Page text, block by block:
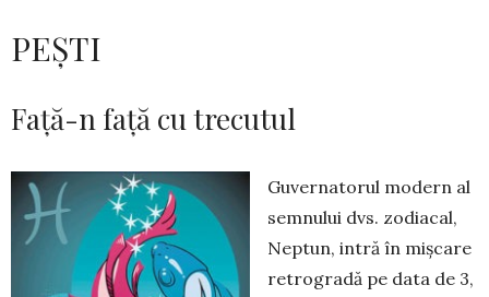
PEȘTI
Față-n față cu trecutul
Guvernatorul modern al
semnului dvs. zodiacal,
Neptun, intră în miș­care
retrogradă pe data de 3,